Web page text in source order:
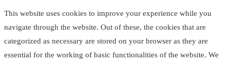
This website uses cookies to improve your experience while you
navigate through the website. Out of these, the cookies that are
categorized as necessary are stored on your browser as they are
essential for the working of basic functionalities of the website. We